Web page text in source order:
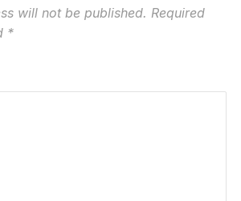
will not be published. Required
*